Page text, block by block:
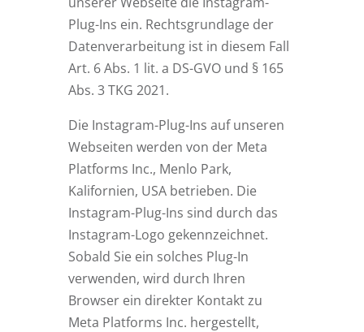
Plug-Ins ein. Rechtsgrundlage der
Datenverarbeitung ist in diesem Fall
Art. 6 Abs. 1 lit. a DS-GVO und § 165
Abs. 3 TKG 2021.
Die Instagram-Plug-Ins auf unseren
Webseiten werden von der Meta
Platforms Inc., Menlo Park,
Kalifornien, USA betrieben. Die
Instagram-Plug-Ins sind durch das
Instagram-Logo gekennzeichnet.
Sobald Sie ein solches Plug-In
verwenden, wird durch Ihren
Browser ein direkter Kontakt zu
Meta Platforms Inc. hergestellt,